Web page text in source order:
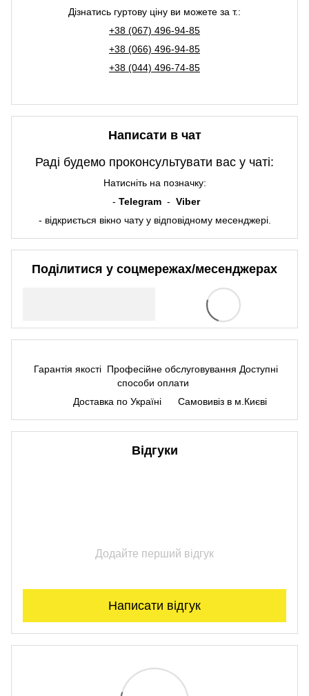
Дізнатись гуртову ціну ви можете за т.:
+38 (067) 496-94-85
+38 (066) 496-94-85
+38 (044) 496-74-85
Написати в чат
Раді будемо проконсультувати вас у чаті:
Натисніть на позначку:
- Telegram - Viber
- відкриється вікно чату у відповідному месенджері.
Поділитися у соцмережах/месенджерах
Гарантія якості Професійне обслуговування Доступні
способи оплати
Доставка по Україні
Самовивіз в м.Києві
Відгуки
Додайте перший відгук
Написати відгук